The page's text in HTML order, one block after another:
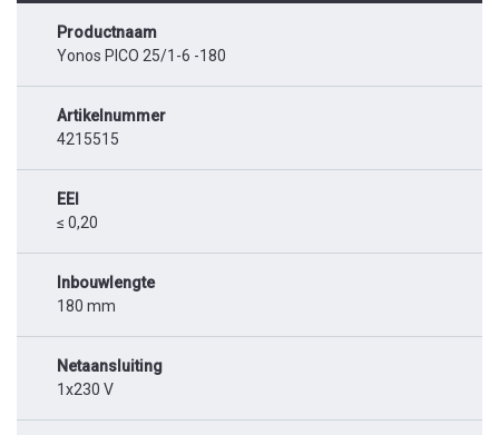
Productnaam
Yonos PICO 25/1-6 -180
Artikelnummer
4215515
EEI
≤ 0,20
Inbouwlengte
180 mm
Netaansluiting
1x230 V